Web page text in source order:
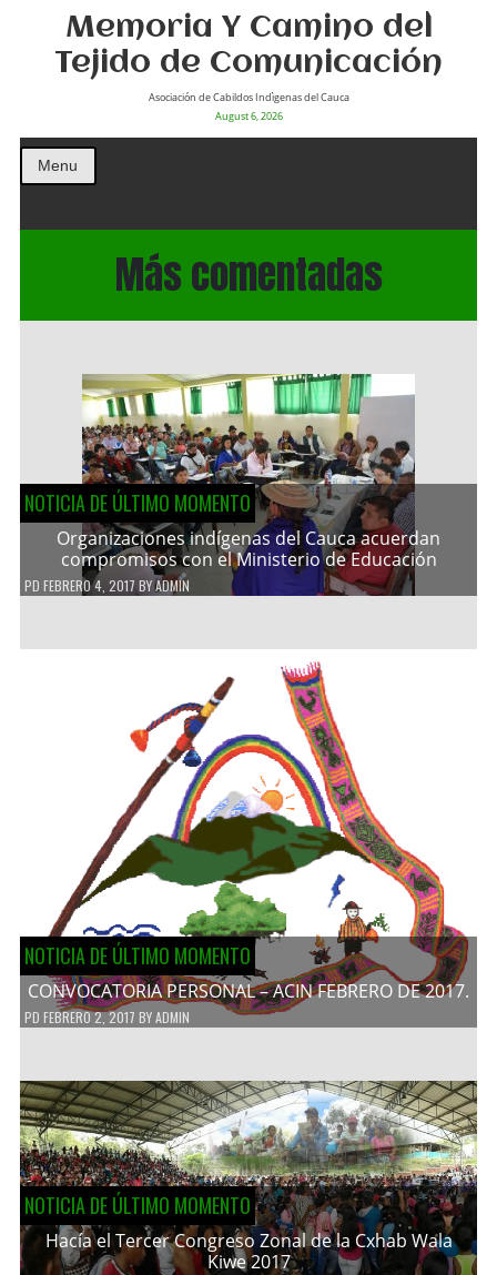
Memoria Y Camino del
Tejido de Comunicación
Asociación de Cabildos Indìgenas del Cauca
August 6, 2026
Menu
Más comentadas
NOTICIA DE ÚLTIMO MOMENTO
Organizaciones indígenas del Cauca acuerdan
compromisos con el Ministerio de Educación
PD FEBRERO 4, 2017 BYADMIN
NOTICIA DE ÚLTIMO MOMENTO
CONVOCATORIA PERSONAL – ACIN FEBRERO DE 2017.
PD FEBRERO 2, 2017 BYADMIN
NOTICIA DE ÚLTIMO MOMENTO
Hacía el Tercer Congreso Zonal de la Cxhab Wala
Kiwe 2017